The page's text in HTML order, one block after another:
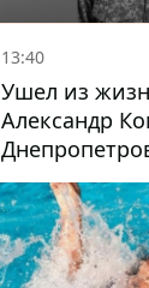
13:40
Ушел из
Александр